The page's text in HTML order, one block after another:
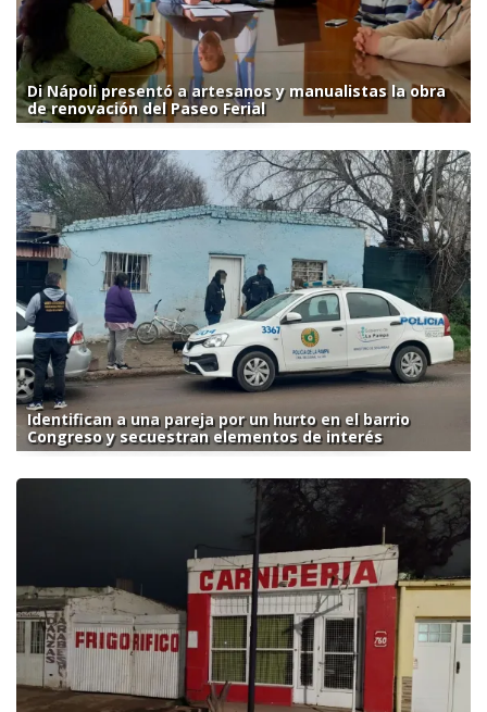
Di Nápoli presentó a artesanos y manualistas la obra
de renovación del Paseo Ferial
Identifican a una pareja por un hurto en el barrio
Congreso y secuestran elementos de interés